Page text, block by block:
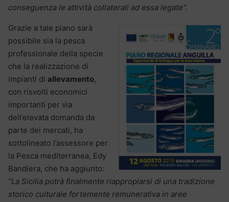
conseguenza le attività collaterali ad essa legate”.
Grazie a tale piano sarà
possibile sia la pesca
professionale della specie
che la realizzazione di
impianti di allevamento,
con risvolti economici
importanti per via
dell’elevata domanda da
parte dei mercati, ha
sottolineato l’assessore per
la Pesca mediterranea, Edy
Bandiera, che ha aggiunto:
“La Sicilia potrà finalmente riappropiarsi di una tradizione
storico culturale fortemente remunerativa in aree